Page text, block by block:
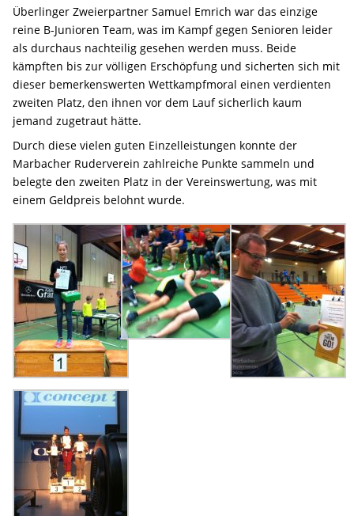
Überlinger Zweierpartner Samuel Emrich war das einzige
reine B-Junioren Team, was im Kampf gegen Senioren leider
als durchaus nachteilig gesehen werden muss. Beide
kämpften bis zur völligen Erschöpfung und sicherten sich mit
dieser bemerkenswerten Wettkampfmoral einen verdienten
zweiten Platz, den ihnen vor dem Lauf sicherlich kaum
jemand zugetraut hätte.
Durch diese vielen guten Einzelleistungen konnte der
Marbacher Ruderverein zahlreiche Punkte sammeln und
belegte den zweiten Platz in der Vereinswertung, was mit
einem Geldpreis belohnt wurde.